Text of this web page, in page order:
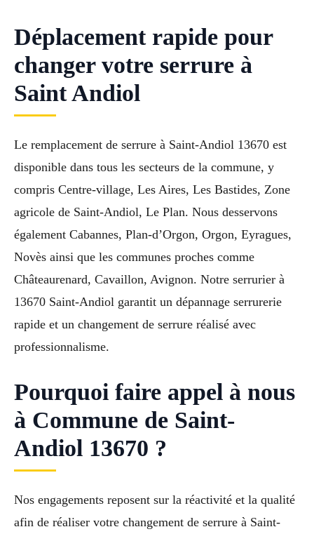
Déplacement rapide pour
changer votre serrure à
Saint Andiol
Le remplacement de serrure à Saint-Andiol 13670 est
disponible dans tous les secteurs de la commune, y
compris Centre-village, Les Aires, Les Bastides, Zone
agricole de Saint-Andiol, Le Plan. Nous desservons
également Cabannes, Plan-d’Orgon, Orgon, Eyragues,
Novès ainsi que les communes proches comme
Châteaurenard, Cavaillon, Avignon. Notre serrurier à
13670 Saint-Andiol garantit un dépannage serrurerie
rapide et un changement de serrure réalisé avec
professionnalisme.
Pourquoi faire appel à nous
à Commune de Saint-
Andiol 13670 ?
Nos engagements reposent sur la réactivité et la qualité
afin de réaliser votre changement de serrure à Saint-